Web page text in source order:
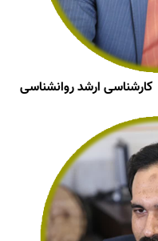
کارشناسی ارشد روانشناسی